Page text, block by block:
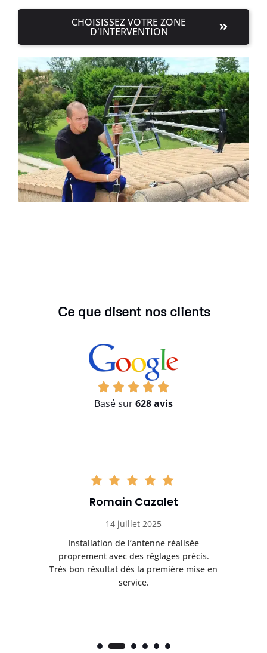
CHOISISSEZ VOTRE ZONE
D'INTERVENTION
Ce que disent nos clients
Basé sur628 avis
Romain Cazalet
14 juillet 2025
Installation de l’antenne réalisée
proprement avec des réglages précis.
Très bon résultat dès la première mise en
service.